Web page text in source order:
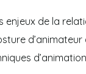
enjeux de la
d’animateur